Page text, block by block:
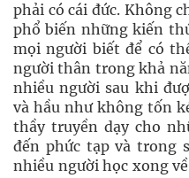
phải có cái đức. Không
phổ biến những kiến
mọi người biết để có
người thân trong khả
nhiều người sau khi
và hầu như không tốn
thầy truyền dạy cho
đến phức tạp và trong
nhiều người học xong